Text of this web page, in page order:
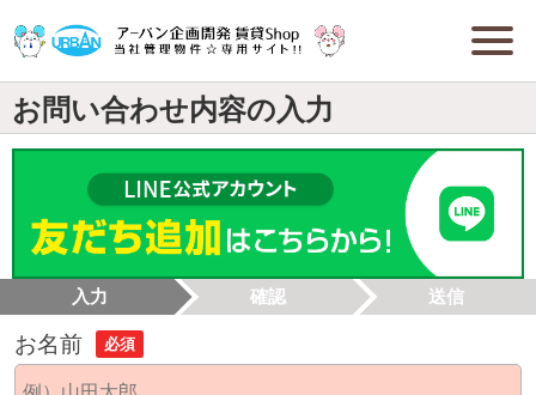
お問い合わせ内容の入力
入力 確認 送信
お名前 必須